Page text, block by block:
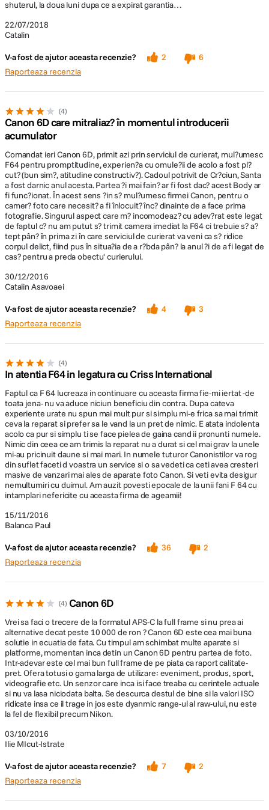
GPS-ul incorporat determina locatia exacta si
eticheteaza geografic cu informatii fiecare imagine in
rutei dumneavoastra pe masura ce va deplasati, chiar
si atunci cand camera este oprita.
Conectivitate WiFi
Fotografiile dumneavoastra pot fi transferate fara
cablu si pot fi impartasite cu familia si prietenii in doar
cativa pasi. Conectati si controlati aparatul foto Canon
EOS 6D utilizand un PC, Mac sau smartphone.
Filmare Full HD
filmare Full HD la rezoluţie 1080p. Profitati de
obiectivele cu diafragma deschisa si controlul manual
Citeste tot
Cu Canon 6D la Carnavalul din Venetia
Am primit cu bucurie (dar si cu o usoara teama) propunerea venita din
partea echipei Studio F64 de a face o trecere în revista a aparatului
Auzisem lucruri despre el, citisem pe forumuri laude ,,numberless”, si
lume, în perioada lui de stralucire … CARNAVALUL !!!
Citeste tot
User Opinion - Canon 6D
Construcţia este una solidă, şi, chiar dacă nu beneficiază de rezistenţă
decât la intemperii minore (dust and drip-proof), 6D-ul s-a prezentat în
22/07/2018
Catalin
shuterul, la doua luni dupa ce a expirat garantia…
V-a fost de ajutor aceasta recenzie? 2
6
Raporteaza recenzia
4
Canon 6D care mitraliaz? în momentul introducerii
acumulator
30/12/2016
Catalin Asavoaei
Comandat ieri Canon 6D, primit azi prin serviciul de curierat, mul?umesc
F64 pentru promptitudine, experien?a cu omule?ii de acolo a fost pl?
cut? (bun sim?, atitudine constructiv?). Cadoul potrivit de Cr?ciun, Santa
a fost darnic anul acesta. Partea ?i mai fain? ar fi fost dac? acest Body ar
fi func?ionat. În acest sens ?in s? mul?umesc firmei Canon, pentru o
camer? foto care necesit? a fi înlocuit? înc? dinainte de a face prima
fotografie. Singurul aspect care m? incomodeaz? cu adev?rat este legat
de faptul c? nu am putut s? trimit camera imediat la F64 ci trebuie s? a?
tept pân? în prima zi în care serviciul de curierat va veni ca s? ridice
corpul delict, fiind pus în situa?ia de a r?bda pân? la anul ?i de a fi legat de
cas? pentru a preda obectu' curierului.
V-a fost de ajutor aceasta recenzie? 4
3
Raporteaza recenzia
4
In atentia F64 in legatura cu Criss International
15/11/2016
Balanca Paul
Faptul ca F 64 lucreaza in continuare cu aceasta firma fie-mi iertat -de
toata jena- nu va aduce niciun beneficiu din contra. Dupa cateva
experiente urate nu spun mai mult pur si simplu mi-e frica sa mai trimit
ceva la reparat si prefer sa le vand la un pret de nimic. E atata indolenta
acolo ca pur si simplu ti se face pielea de gaina cand ii pronunti numele.
Nimic din ceea ce am trimis la reparat nu a durat si cel mai grav la unele
mi-au pricinuit daune si mai mari. In numele tuturor Canonistilor va rog
din suflet faceti d voastra un service si o sa vedeti ca ceti avea cresteri
masive de vanzari mai ales de aparate foto Canon. Si veti evita desigur
nemultumiri cu duimul. Am auzit povesti epocale de la unii fani F 64 cu
intamplari nefericite cu aceasta firma de ageamii!
V-a fost de ajutor aceasta recenzie? 36
2
Raporteaza recenzia
4 Canon 6D
03/10/2016
Ilie MIcut-Istrate
Vrei sa faci o trecere de la formatul APS-C la full frame si nu prea ai
alternative decat peste 10 000 de ron ? Canon 6D este cea mai buna
solutie in ecuatia de fata. Cu timpul am schimbat multe aparate si
platforme, momentan inca detin un Canon 6D pentru partea de foto.
Intr-adevar este cel mai bun full frame de pe piata ca raport calitate-
pret. Ofera totusi o gama larga de utilizare: eveniment, produs, sport,
videografie etc. Un senzor care inca isi face treaba cu cerintele actuale
si nu va lasa niciodata balta. Se descurca destul de bine si la valori ISO
ridicate insa ce il trage in jos este dyanmic range-ul al raw-ului, nu este
la fel de flexibil precum Nikon.
V-a fost de ajutor aceasta recenzie? 7
2
Raporteaza recenzia